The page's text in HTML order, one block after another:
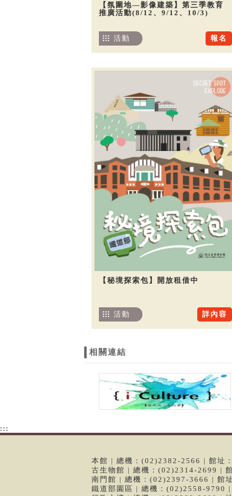
【氛圍地—影像建築】第三季教育
推廣活動(8/12、9/12、10/3)
報名
活動
【秘境探索包】開放租借中
詳內容
活動
相關連結
:::
本館 | 總機：(02)2382-2566 | 館址
古生物館 | 總機：(02)2314-2699 |
南門館 | 總機：(02)2397-3666 | 館
鐵道部園區 | 總機：(02)2558-9790 |